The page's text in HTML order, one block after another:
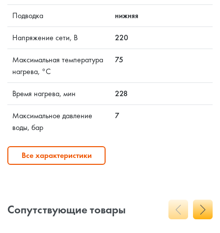
Подводка нижняя
Напряжение сети, В 220
Максимальная температура
нагрева, °C
75
Время нагрева, мин 228
Максимальное давление
воды, бар
7
Все характеристики
Сопутствующие товары